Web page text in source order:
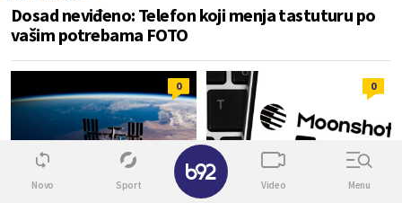
Dosad neviđeno: Telefon koji menja tastuturu po
vašim potrebama FOTO
0 0
Novo Sport Video Menu
✕